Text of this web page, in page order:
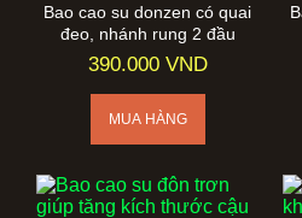
Bao cao su donzen có quai
đeo, nhánh rung 2 đầu
390.000 VND